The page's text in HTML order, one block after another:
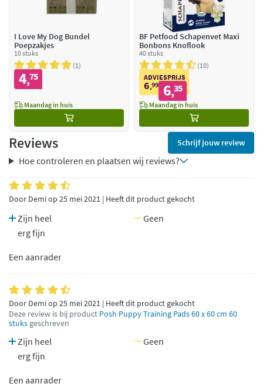
I Love My Dog Bundel
Poepzakjes
10 stuks
1
4,75
Maandag in huis
BF Petfood Schapenvet Maxi
Bonbons Knoflook
40 stuks
10
ADVIESPRIJS
6,99 6,35
Maandag in huis
Reviews Schrijf jouw review
Hoe controleren en plaatsen wij reviews?
Door Demi op 25 mei 2021 | Heeft dit product gekocht
Zijn heel
erg fijn
Geen
Een aanrader
Door Demi op 25 mei 2021 | Heeft dit product gekocht
Deze review is bij product Posh Puppy Training Pads 60 x 60 cm 60
stuks geschreven
Zijn heel
erg fijn
Geen
Een aanrader